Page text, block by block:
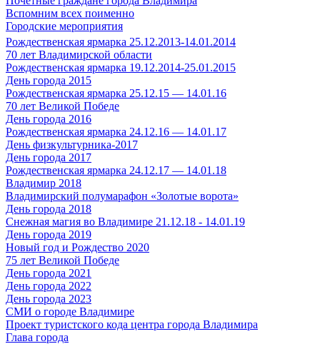
Вспомним всех поименно
Городские мероприятия
Рождественская ярмарка 25.12.2013-14.01.2014
70 лет Владимирской области
Рождественская ярмарка 19.12.2014-25.01.2015
День города 2015
Рождественская ярмарка 25.12.15 — 14.01.16
70 лет Великой Победе
День города 2016
Рождественская ярмарка 24.12.16 — 14.01.17
День физкультурника-2017
День города 2017
Рождественская ярмарка 24.12.17 — 14.01.18
Владимир 2018
Владимирский полумарафон «Золотые ворота»
День города 2018
Снежная магия во Владимире 21.12.18 - 14.01.19
День города 2019
Новый год и Рождество 2020
75 лет Великой Победе
День города 2021
День города 2022
День города 2023
СМИ о городе Владимире
Проект туристского кода центра города Владимира
Глава города